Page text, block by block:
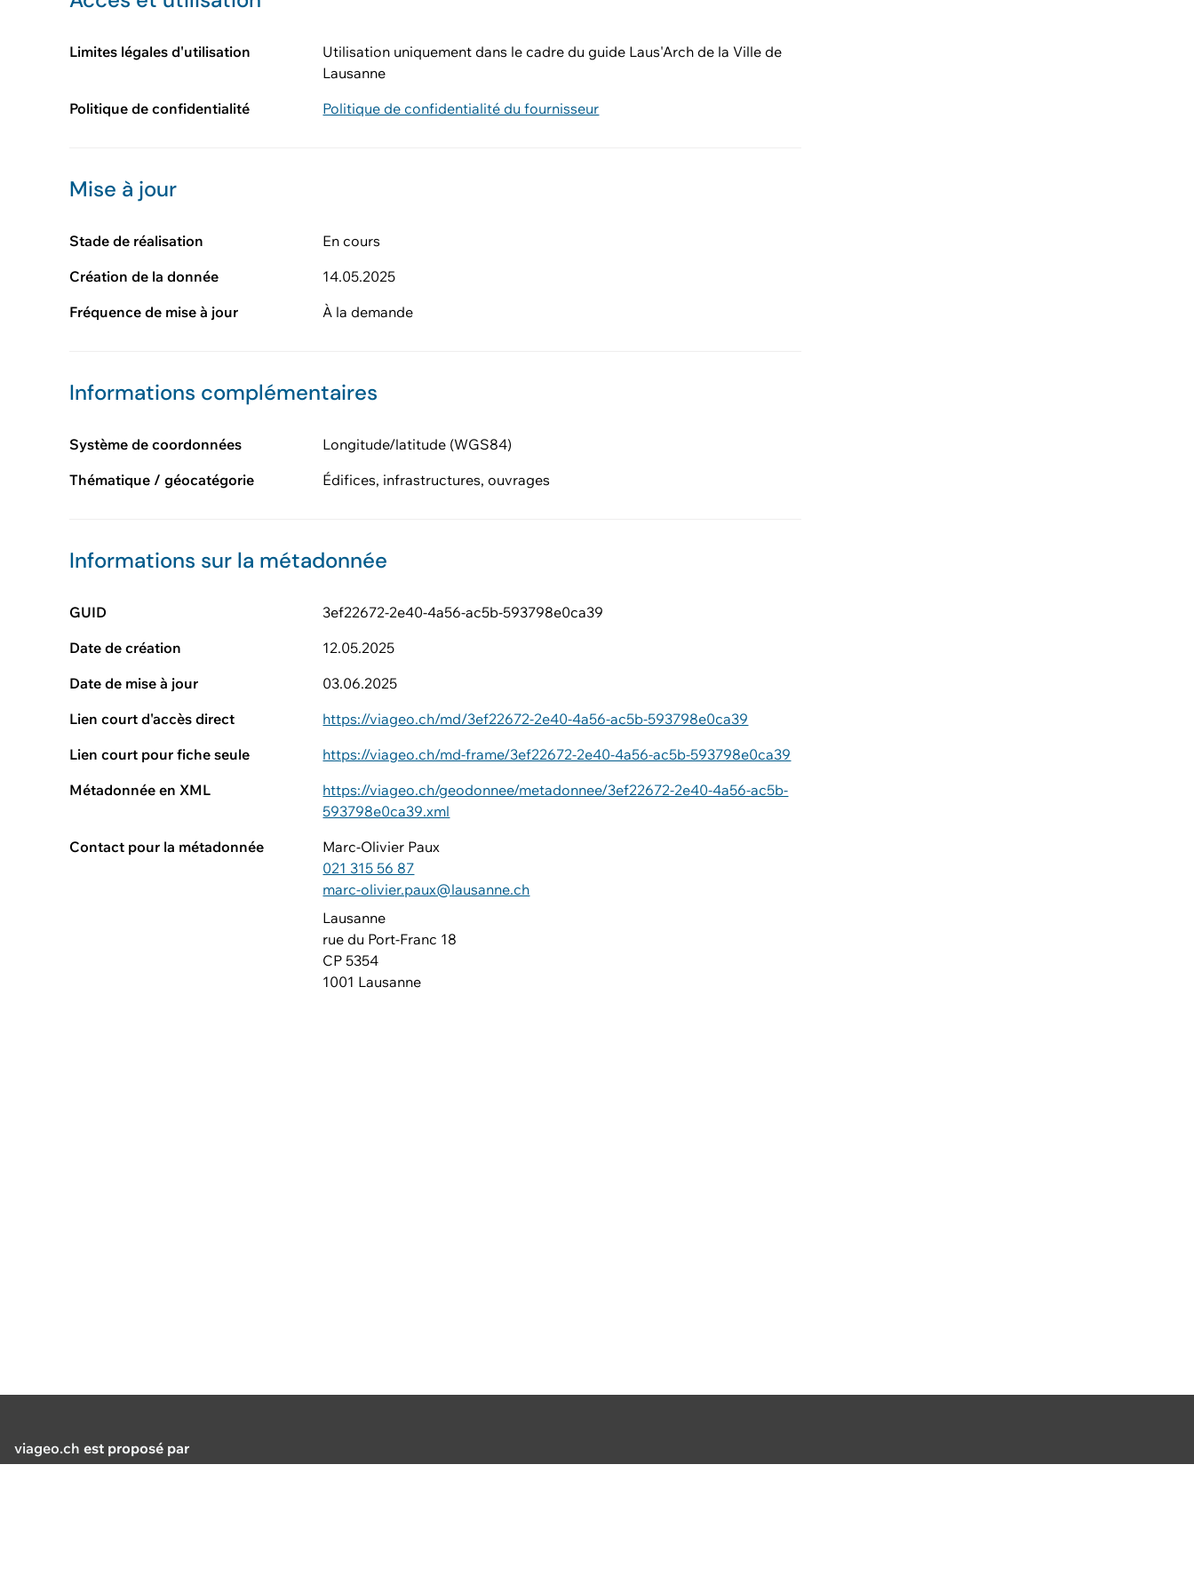
Limites légales d'utilisation
Utilisation uniquement dans le cadre du guide Laus'Arch de la Ville de
Lausanne
Politique de confidentialité
Politique de confidentialité du fournisseur
Mise à jour
Stade de réalisation
En cours
Création de la donnée
14.05.2025
Fréquence de mise à jour
À la demande
Informations complémentaires
Système de coordonnées
Longitude/latitude (WGS84)
Thématique / géocatégorie
Édifices, infrastructures, ouvrages
Informations sur la métadonnée
GUID
3ef22672-2e40-4a56-ac5b-593798e0ca39
Date de création
12.05.2025
Date de mise à jour
03.06.2025
Lien court d'accès direct
https://viageo.ch/md/3ef22672-2e40-4a56-ac5b-593798e0ca39
Lien court pour fiche seule
https://viageo.ch/md-frame/3ef22672-2e40-4a56-ac5b-593798e0ca39
Métadonnée en XML
https://viageo.ch/geodonnee/metadonnee/3ef22672-2e40-4a56-ac5b-
593798e0ca39.xml
Contact pour la métadonnée
Marc-Olivier Paux
021 315 56 87
marc-olivier.paux@lausanne.ch
Lausanne
rue du Port-Franc 18
CP 5354
1001 Lausanne
viageo.ch est proposé par